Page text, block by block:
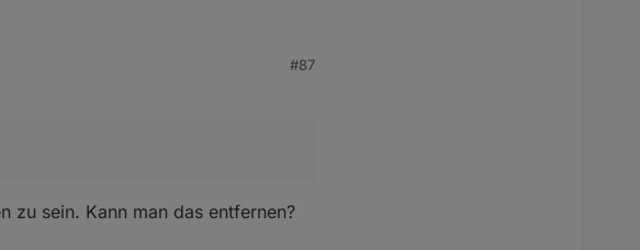
#87
zu sein. Kann man das entfernen?